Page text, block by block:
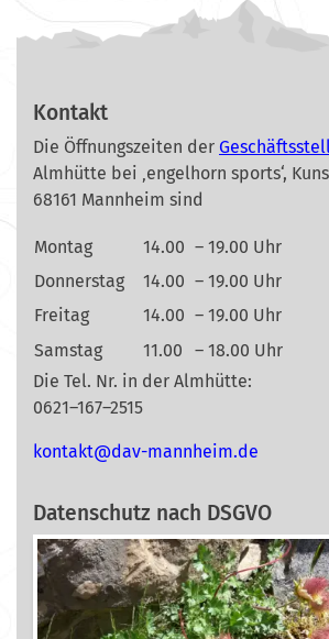
Kontakt
Die Öffnungszeiten der
Almhütte bei ‚engelhorn sports‘,
68161 Mannheim sind
Montag 14.00 – 19.00 Uhr
Donnerstag
14.00 – 19.00 Uhr
Freitag
14.00 – 19.00 Uhr
Samstag
11.00
– 18.00 Uhr
Die Tel. Nr. in der Almhütte:
0621–167–2515
ed.mi
ehnna
m-vad
@tkat
nok
Datenschutz nach DSGVO